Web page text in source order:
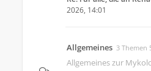
2026, 14:01
Allgemeines 3 Themen
Allgemeines zur